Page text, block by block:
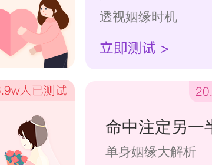
透视姻缘时机
命中注定另一
单身姻缘大解析